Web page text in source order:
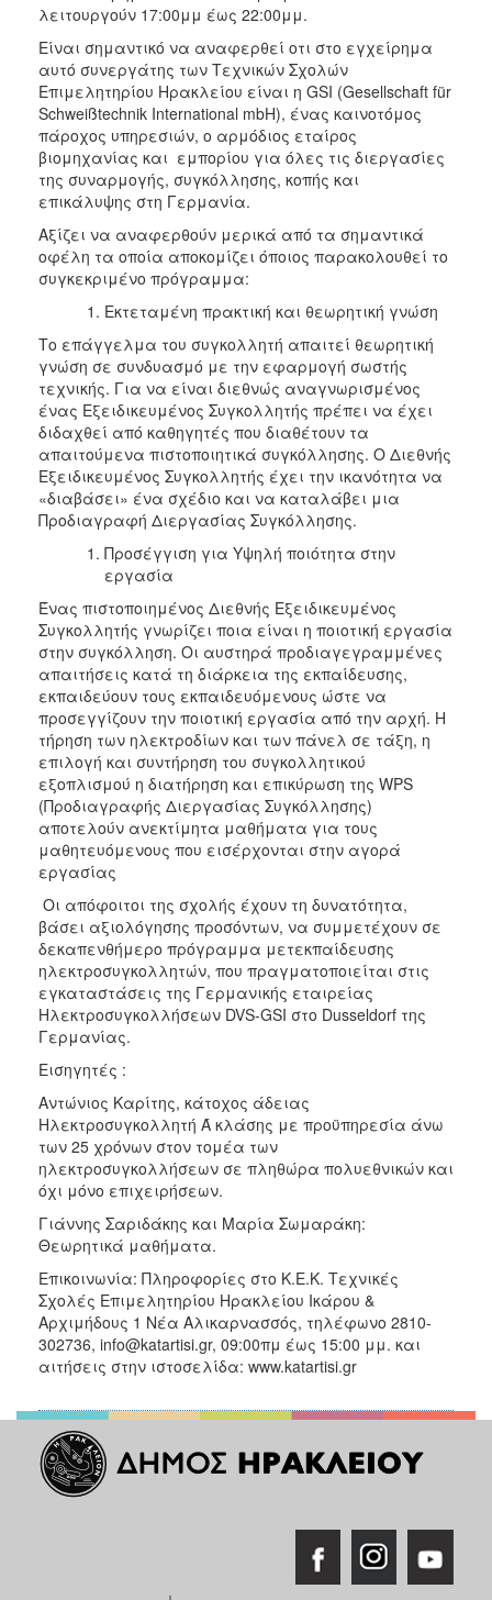
λειτουργούν 17:00μμ έως 22:00μμ.
Είναι σημαντικό να αναφερθεί οτι στο εγχείρημα
αυτό συνεργάτης των Τεχνικών Σχολών
Επιμελητηρίου Ηρακλείου είναι η GSI (Gesellschaft für
Schweißtechnik International mbH), ένας καινοτόμος
πάροχος υπηρεσιών, ο αρμόδιος εταίρος
βιομηχανίας και εμπορίου για όλες τις διεργασίες
της συναρμογής, συγκόλλησης, κοπής και
επικάλυψης στη Γερμανία.
Αξίζει να αναφερθούν μερικά από τα σημαντικά
οφέλη τα οποία αποκομίζει όποιος παρακολουθεί το
συγκεκριμένο πρόγραμμα:
Εκτεταμένη πρακτική και θεωρητική γνώση
Το επάγγελμα του συγκολλητή απαιτεί θεωρητική
γνώση σε συνδυασμό με την εφαρμογή σωστής
τεχνικής. Για να είναι διεθνώς αναγνωρισμένος
ένας Εξειδικευμένος Συγκολλητής πρέπει να έχει
διδαχθεί από καθηγητές που διαθέτουν τα
απαιτούμενα πιστοποιητικά συγκόλλησης. Ο Διεθνής
Εξειδικευμένος Συγκολλητής έχει την ικανότητα να
«διαβάσει» ένα σχέδιο και να καταλάβει μια
Προδιαγραφή Διεργασίας Συγκόλλησης.
Προσέγγιση για Υψηλή ποιότητα στην
εργασία
Ένας πιστοποιημένος Διεθνής Εξειδικευμένος
Συγκολλητής γνωρίζει ποια είναι η ποιοτική εργασία
στην συγκόλληση. Οι αυστηρά προδιαγεγραμμένες
απαιτήσεις κατά τη διάρκεια της εκπαίδευσης,
εκπαιδεύουν τους εκπαιδευόμενους ώστε να
προσεγγίζουν την ποιοτική εργασία από την αρχή. Η
τήρηση των ηλεκτροδίων και των πάνελ σε τάξη, η
επιλογή και συντήρηση του συγκολλητικού
εξοπλισμού η διατήρηση και επικύρωση της WPS
(Προδιαγραφής Διεργασίας Συγκόλλησης)
αποτελούν ανεκτίμητα μαθήματα για τους
μαθητευόμενους που εισέρχονται στην αγορά
εργασίας
Οι απόφοιτοι της σχολής έχουν τη δυνατότητα,
βάσει αξιολόγησης προσόντων, να συμμετέχουν σε
δεκαπενθήμερο πρόγραμμα μετεκπαίδευσης
ηλεκτροσυγκολλητών, που πραγματοποιείται στις
εγκαταστάσεις της Γερμανικής εταιρείας
Ηλεκτροσυγκολλήσεων DVS-GSI στο Dusseldorf της
Γερμανίας.
Εισηγητές :
Αντώνιος Καρίτης, κάτοχος άδειας
Ηλεκτροσυγκολλητή Ά κλάσης με προϋπηρεσία άνω
των 25 χρόνων στον τομέα των
ηλεκτροσυγκολλήσεων σε πληθώρα πολυεθνικών και
όχι μόνο επιχειρήσεων.
Γιάννης Σαριδάκης και Μαρία Σωμαράκη:
Θεωρητικά μαθήματα.
Επικοινωνία: Πληροφορίες στο Κ.Ε.Κ. Τεχνικές
Σχολές Επιμελητηρίου Ηρακλείου Ικάρου &
Αρχιμήδους 1 Νέα Αλικαρνασσός, τηλέφωνο 2810-
302736, info@katartisi.gr, 09:00πμ έως 15:00 μμ. και
αιτήσεις στην ιστοσελίδα: www.katartisi.gr